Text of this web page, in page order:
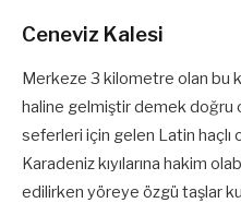
Ceneviz Kalesi
Merkeze 3 kilometre olan bu
haline gelmiştir demek doğru
seferleri için gelen Latin haçlı
Karadeniz kıyılarına hakim
edilirken yöreye özgü taşlar